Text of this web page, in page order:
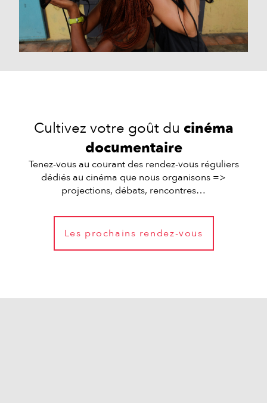
Cultivez votre goût du cinéma
documentaire
Tenez-vous au courant des rendez-vous réguliers
dédiés au cinéma que nous organisons =>
projections, débats, rencontres…
Les prochains rendez-vous